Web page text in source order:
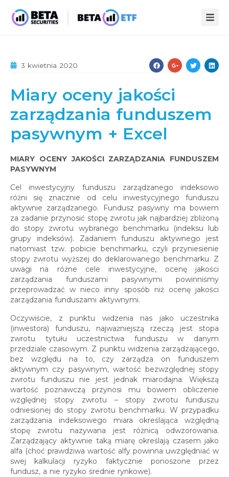
INFOPACK
KOMPENDIUM
STATYSTYKI
O NAS
AKTUALNOŚCI
PUBLIKACJE
KONTAKT
3 kwietnia 2020
Miary oceny jakości
zarządzania funduszem
pasywnym + Excel
MIARY OCENY JAKOŚCI ZARZĄDZANIA FUNDUSZEM
PASYWNYM
Cel inwestycyjny funduszu zarządzanego indeksowo
różni się znacznie od celu inwestycyjnego funduszu
aktywnie zarządzanego. Fundusz pasywny ma bowiem
za zadanie przynosić stopę zwrotu jak najbardziej zbliżoną
do stopy zwrotu wybranego benchmarku (indeksu lub
grupy indeksów). Zadaniem funduszu aktywnego jest
natomiast tzw. pobicie benchmarku, czyli przyniesienie
stopy zwrotu wyższej do deklarowanego benchmarku. Z
uwagi na różne cele inwestycyjne, ocenę jakości
zarządzania funduszami pasywnymi powinniśmy
przeprowadzać w nieco inny sposób niż ocenę jakości
zarządzania funduszami aktywnymi.
Oczywiście, z punktu widzenia nas jako uczestnika
(inwestora) funduszu, najważniejszą rzeczą jest stopa
zwrotu tytułu uczestnictwa funduszu w danym
przedziale czasowym. Z punktu widzenia zarządzającego,
bez względu na to, czy zarządza on funduszem
aktywnym czy pasywnym, wartość bezwzględnej stopy
zwrotu funduszu nie jest jednak miarodajna. Większą
wartość poznawczą przynosi mu bowiem obliczenie
względnej stopy zwrotu – stopy zwrotu funduszu
odniesionej do stopy zwrotu benchmarku. W przypadku
zarządzania indeksowego miara określająca względną
stopę zwrotu nazywana jest różnicą odwzorowania.
Zarządzający aktywnie taką miarę określają czasem jako
alfa (choć prawdziwa wartość alfy powinna uwzględniać w
swej kalkulacji ryzyko faktycznie ponoszone przez
fundusz, a nie ryzyko średnie rynkowe).